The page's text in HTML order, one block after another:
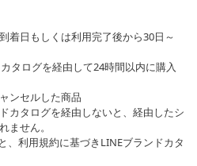
着日もしくは利用完了後から30日～
タログを経由して24時間以内に購入
ンセルした商品
カタログを経由しないと、経由したシ
ません。
利用規約に基づきLINEブランドカタ